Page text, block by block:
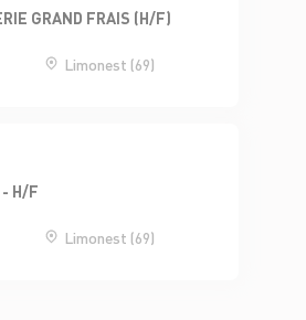
GRAND FRAIS (H/F)
Limonest (69)
- H/F
Limonest (69)